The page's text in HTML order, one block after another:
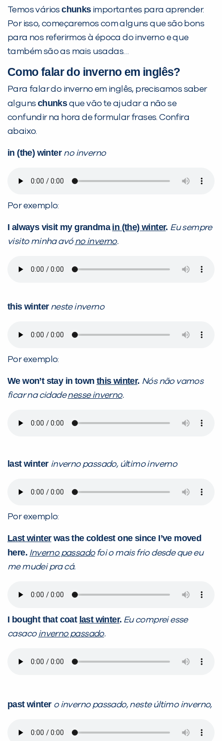
Temos várioschunksimportantes para aprender.
Por isso, começaremos com alguns que são bons
para nos referirmos à época do inverno e que
também são as mais usadas…
Como falar do inverno em inglês?
Para falar do inverno em inglês, precisamos saber
alguns chunksque vão te ajudar a não se
confundir na hora de formular frases. Confira
abaixo.
in (the) winter no inverno
Por exemplo:
I always visit my grandma in (the) winter. Eu sempre
visito minha avóno inverno.
this winterneste inverno
Por exemplo:
We won’t stay in town this winter. Nós não vamos
ficar na cidadenesse inverno.
last winter inverno passado, último inverno
Por exemplo:
Last winterwas the coldest one since I’ve moved
here. Inverno passadofoi o mais frio desde que eu
me mudei pra cá.
I bought that coat last winter. Eu comprei esse
casacoinverno passado.
past winter o inverno passado, neste último inverno,